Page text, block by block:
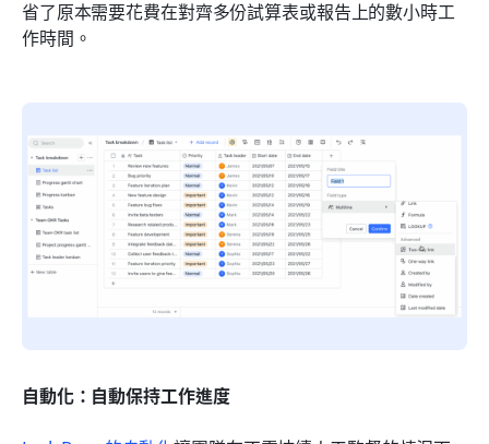
省了原本需要花費在對齊多份試算表或報告上的數小時工
作時間。
自動化：自動保持工作進度